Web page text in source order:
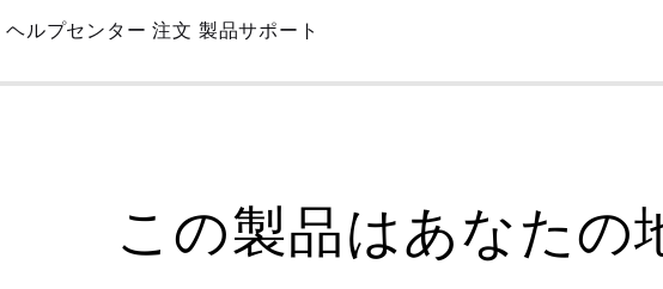
Skip
Main
ヘルプセンター 注文 製品サポート
この製品はあなた